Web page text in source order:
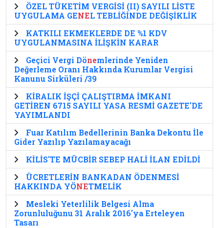
ÖZEL TÜKETİM VERGİSİ (II) SAYILI LİSTE
UYGULAMA GENEL TEBLİĞİNDE DEĞİŞİKLİK
KATKILI EKMEKLERDE DE %1 KDV
UYGULANMASINA İLİŞKİN KARAR
Geçici Vergi Dönemlerinde Yeniden
Değerleme Oranı Hakkında Kurumlar Vergisi
Kanunu Sirküleri /39
KİRALIK İŞÇİ ÇALIŞTIRMA İMKANI
GETİREN 6715 SAYILI YASA RESMİ GAZETE'DE
YAYIMLANDI
Fuar Katılım Bedellerinin Banka Dekontu İle
Gider Yazılıp Yazılamayacağı
KİLİS'TE MÜCBİR SEBEP HALİ İLAN EDİLDİ
ÜCRETLERİN BANKADAN ÖDENMESİ
HAKKINDA YÖNETMELİK
Mesleki Yeterlilik Belgesi Alma
Zorunluluğunu 31 Aralık 2016'ya Erteleyen
Tasarı